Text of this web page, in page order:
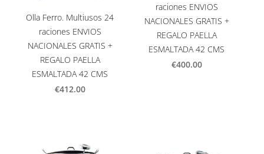
Olla Ferro. Multiusos 24
raciones ENVIOS
NACIONALES GRATIS +
REGALO PAELLA
ESMALTADA 42 CMS
€412.00
raciones ENVIOS
NACIONALES GRATIS +
REGALO PAELLA
ESMALTADA 42 CMS
€400.00